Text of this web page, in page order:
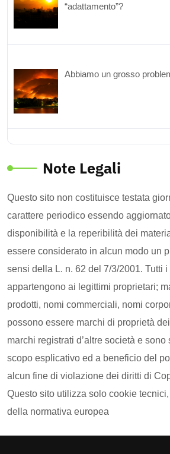
“adattamento”?
Abbiamo un grosso
Note Legali
Questo sito non costituisce testata
carattere periodico essendo
disponibilità e la reperibilità dei
essere considerato in alcun modo un
sensi della L. n. 62 del 7/3/2001. Tutti
appartengono ai legittimi proprietari;
prodotti, nomi commerciali, nomi
possono essere marchi di proprietà
marchi registrati d’altre società e
scopo esplicativo ed a beneficio del
alcun fine di violazione dei diritti di
Questo sito utilizza solo cookie
della normativa europea